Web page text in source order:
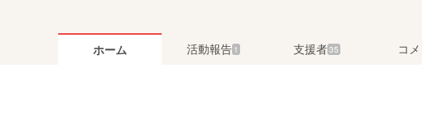
ホーム 活動報告 1 支援者35 コ